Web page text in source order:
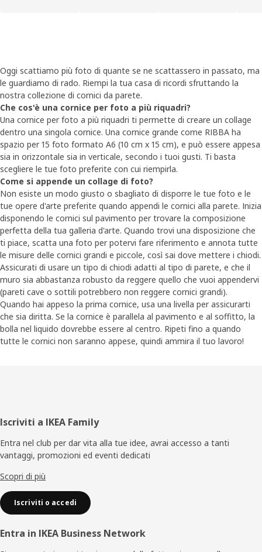
Oggi scattiamo più foto di quante se ne scattassero in passato, ma
le guardiamo di rado. Riempi la tua casa di ricordi sfruttando la
nostra collezione di cornici da parete.
Che cos'è una cornice per foto a più riquadri?
Una cornice per foto a più riquadri ti permette di creare un collage
dentro una singola cornice. Una cornice grande come RIBBA ha
spazio per 15 foto formato A6 (10 cm x 15 cm), e può essere appesa
sia in orizzontale sia in verticale, secondo i tuoi gusti. Ti basta
scegliere le tue foto preferite con cui riempirla.
Come si appende un collage di foto?
Non esiste un modo giusto o sbagliato di disporre le tue foto e le
tue opere d'arte preferite quando appendi le cornici alla parete. Inizia
disponendo le cornici sul pavimento per trovare la composizione
perfetta della tua galleria d'arte. Quando trovi una disposizione che
ti piace, scatta una foto per potervi fare riferimento e annota tutte
le misure delle cornici grandi e piccole, così sai dove mettere i chiodi.
Assicurati di usare un tipo di chiodi adatti al tipo di parete, e che il
muro sia abbastanza robusto da reggere quello che vuoi appendervi
(pareti cave o sottili potrebbero non reggere cornici grandi).
Quando hai appeso la prima cornice, usa una livella per assicurarti
che sia diritta. Se la cornice è parallela al pavimento e al soffitto, la
bolla nel liquido dovrebbe essere al centro. Ripeti fino a quando
tutte le cornici non saranno appese, quindi ammira il tuo lavoro!
Piè
di
pagina
Iscriviti a IKEA Family
Entra nel club per dar vita alla tue idee, avrai accesso a tanti
vantaggi, promozioni ed eventi dedicati
Scopri di più
Iscriviti o accedi
Entra in IKEA Business Network